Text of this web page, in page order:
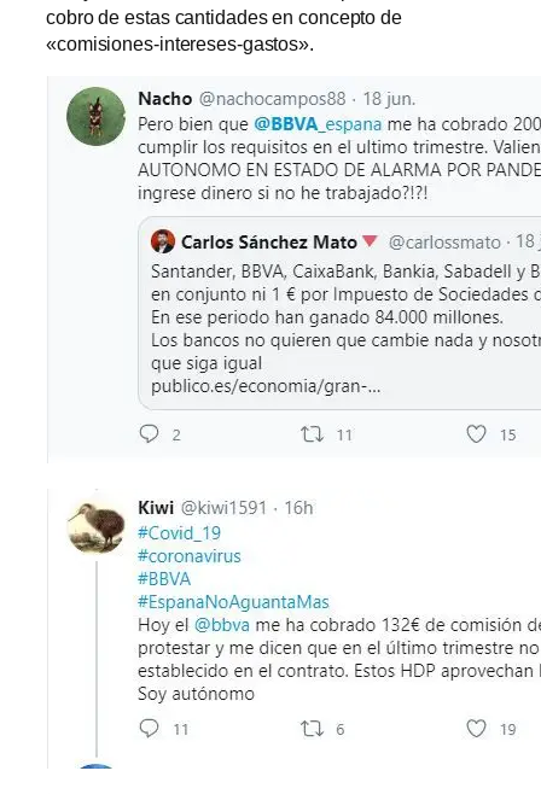
cobro de estas cantidades en concepto de
«comisiones-intereses-gastos».